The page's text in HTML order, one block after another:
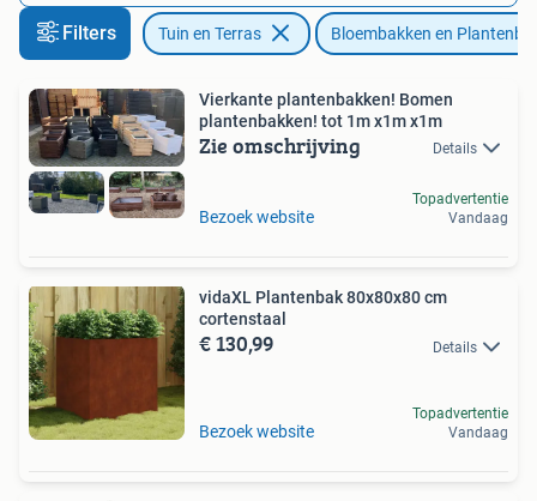
Filters Tuin en Terras Bloembakken en
Vierkante plantenbakken! Bomen
plantenbakken! tot 1m x1m x1m
Zie omschrijving Details
Bezoek website
Topadvertentie
Vandaag
vidaXL Plantenbak 80x80x80 cm
cortenstaal
€ 130,99 Details
Bezoek website
Topadvertentie
Vandaag